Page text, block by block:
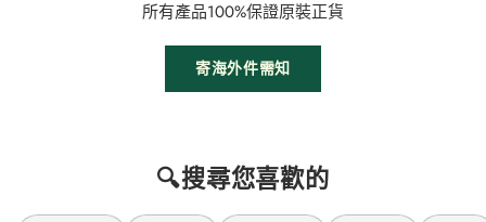
所有產品100%保證原裝正貨
寄海外件需知
🔍搜尋您喜歡的